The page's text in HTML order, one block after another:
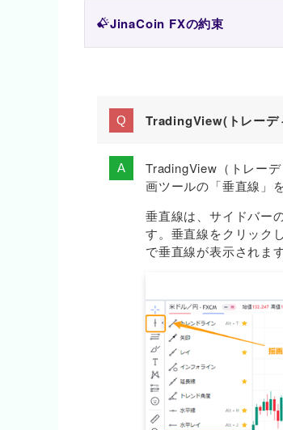
JinaCoin FXの約束
TradingView(トレーデ
TradingView（トレー
画ツールの「垂直線」
垂直線は、サイドバー
す。垂直線をクリック
で垂直線が表示されます